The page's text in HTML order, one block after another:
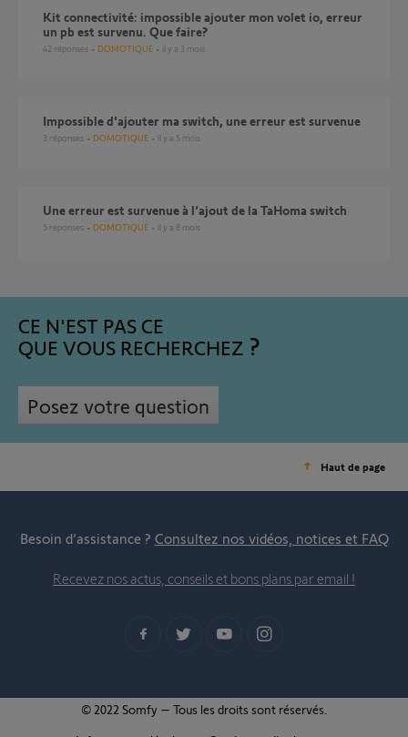
Kit connectivité: impossible ajouter mon volet io, erreur
un pb est survenu. Que faire?
42 réponses DOMOTIQUE il y a 3 mois
Impossible d'ajouter ma switch, une erreur est survenue
3 réponses DOMOTIQUE il y a 5 mois
Une erreur est survenue à l’ajout de la TaHoma switch
5 réponses DOMOTIQUE il y a 8 mois
CE N'EST PAS CE
QUE VOUS RECHERCHEZ
Posez votre question
Haut de page
Besoin d’assistance ? Consultez nos vidéos, notices et FAQ
Recevez nos actus, conseils et bons plans par email !
© 2022 Somfy – Tous les droits sont réservés.